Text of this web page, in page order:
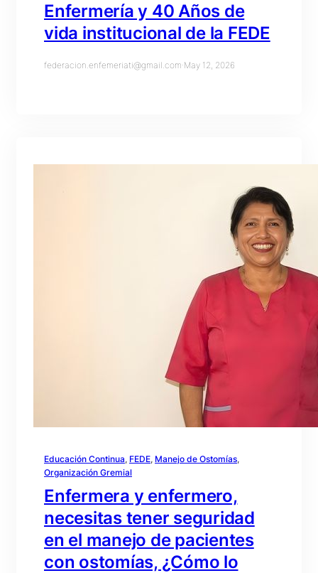
Enfermería y 40 Años de
vida institucional de la FEDE
federacion.enfemeriati@gmail.com·May 12, 2026
Educación Continua, FEDE, Manejo de Ostomías
Organización Gremial
Enfermera y enfermero,
necesitas tener seguridad
en el manejo de pacientes
con ostomías, ¿Cómo lo